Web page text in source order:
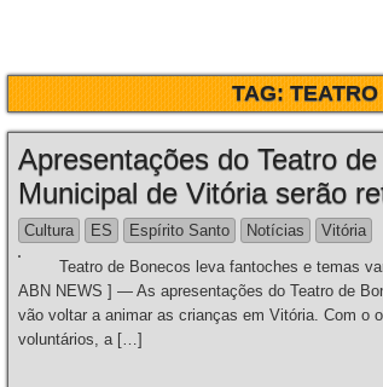
TAG:
Apresentações do Teatro
Municipal de Vitória serão
Cultura ES Espírito Santo Notícias
Vitória
Teatro de Bonecos leva fantoches e temas
ABN NEWS ] — As apresentações do Teatro de
vão voltar a animar as crianças em Vitória. Com o
voluntários, a […]